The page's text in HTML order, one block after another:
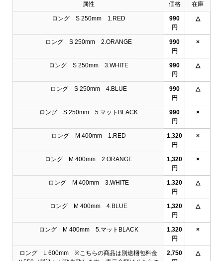
属性 価格 在庫
ロング S 250mm 1.RED
990
円
△
ロング S 250mm 2.ORANGE
990
円
×
ロング S 250mm 3.WHITE
990
円
△
ロング S 250mm 4.BLUE
990
円
△
ロング S 250mm 5.マットBLACK
990
円
×
ロング M 400mm 1.RED
1,320
円
×
ロング M 400mm 2.ORANGE
1,320
円
×
ロング M 400mm 3.WHITE
1,320
円
△
ロング M 400mm 4.BLUE
1,320
円
△
ロング M 400mm 5.マットBLACK
1,320
円
×
ロング L 600mm ※こちらの商品は別途梱包料金
2,750
△